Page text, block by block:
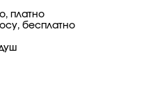
платно
бесплатно